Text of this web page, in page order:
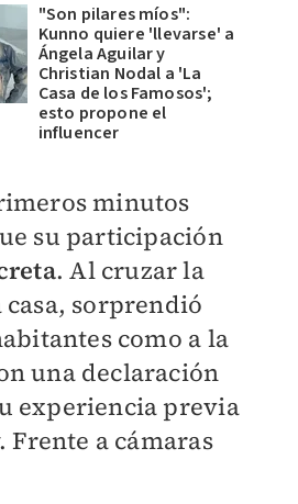
"Son pilares míos":
Kunno quiere 'llevarse' a
Ángela Aguilar y
Christian Nodal a 'La
Casa de los Famosos';
esto propone el
influencer
minutos
su participación
. Al cruzar la
sorprendió
como a la
una declaración
experiencia previa
Frente a cámaras